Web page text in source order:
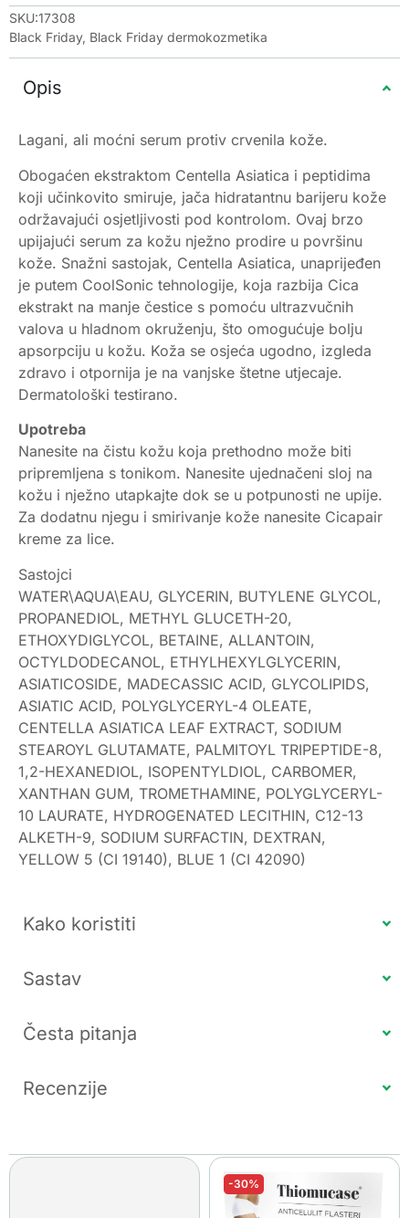
SKU:17308
Black Friday, Black Friday dermokozmetika
Opis
Lagani, ali moćni serum protiv crvenila kože.
Obogaćen ekstraktom Centella Asiatica i peptidima
koji učinkovito smiruje, jača hidratantnu barijeru kože
održavajući osjetljivosti pod kontrolom. Ovaj brzo
upijajući serum za kožu nježno prodire u površinu
kože. Snažni sastojak, Centella Asiatica, unaprijeđen
je putem CoolSonic tehnologije, koja razbija Cica
ekstrakt na manje čestice s pomoću ultrazvučnih
valova u hladnom okruženju, što omogućuje bolju
apsorpciju u kožu. Koža se osjeća ugodno, izgleda
zdravo i otpornija je na vanjske štetne utjecaje.
Dermatološki testirano.
Upotreba
Nanesite na čistu kožu koja prethodno može biti
pripremljena s tonikom. Nanesite ujednačeni sloj na
kožu i nježno utapkajte dok se u potpunosti ne upije.
Za dodatnu njegu i smirivanje kože nanesite Cicapair
kreme za lice.
Sastojci
WATER\AQUA\EAU, GLYCERIN, BUTYLENE GLYCOL,
PROPANEDIOL, METHYL GLUCETH-20,
ETHOXYDIGLYCOL, BETAINE, ALLANTOIN,
OCTYLDODECANOL, ETHYLHEXYLGLYCERIN,
ASIATICOSIDE, MADECASSIC ACID, GLYCOLIPIDS,
ASIATIC ACID, POLYGLYCERYL-4 OLEATE,
CENTELLA ASIATICA LEAF EXTRACT, SODIUM
STEAROYL GLUTAMATE, PALMITOYL TRIPEPTIDE-8,
1,2-HEXANEDIOL, ISOPENTYLDIOL, CARBOMER,
XANTHAN GUM, TROMETHAMINE, POLYGLYCERYL-
10 LAURATE, HYDROGENATED LECITHIN, C12-13
ALKETH-9, SODIUM SURFACTIN, DEXTRAN,
YELLOW 5 (CI 19140), BLUE 1 (CI 42090)
Kako koristiti
Sastav
Česta pitanja
Recenzije
-30%